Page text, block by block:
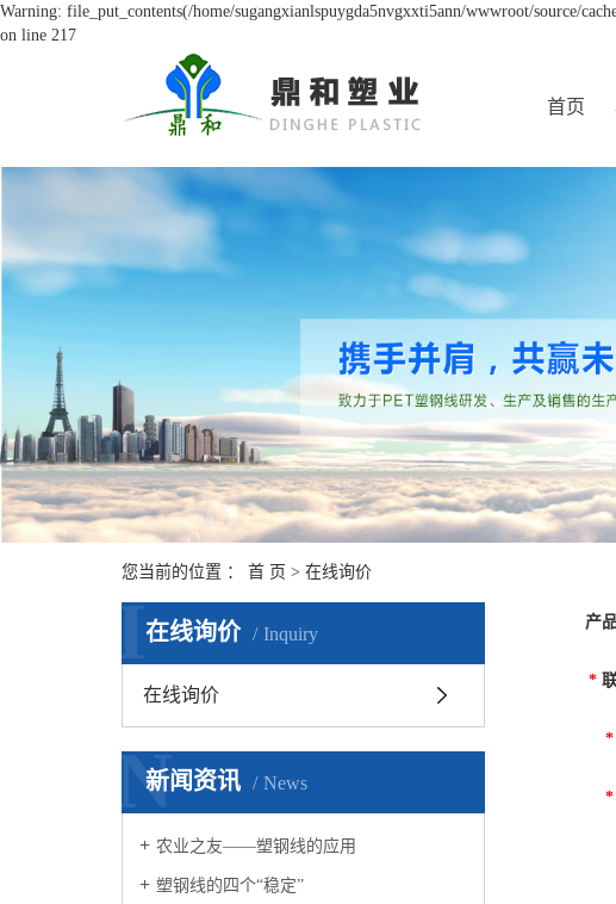
Warning: file_put_contents(/home/sugangxianlspuygda5nvgxxti5ann/wwwroot/source/
on line 217
首页
您当前的位置 ： 首 页 > 在线询价
在线询价 Inquiry
I
在线询价
新闻资讯 News
N
农业之友——塑钢线的应用
塑钢线的四个“稳定”
产
*
*
*